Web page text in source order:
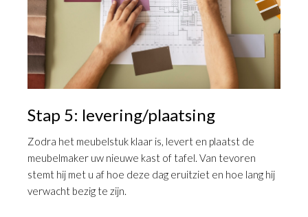
Stap 5: levering/plaatsing
Zodra het meubelstuk klaar is, levert en plaatst de
meubelmaker uw nieuwe kast of tafel. Van tevoren
stemt hij met u af hoe deze dag eruitziet en hoe lang hij
verwacht bezig te zijn.